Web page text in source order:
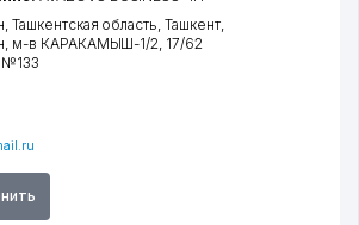
Ташкентская область,Ташкент,
, м-в КАРАКАМЫШ-1/2, 17/62
№133